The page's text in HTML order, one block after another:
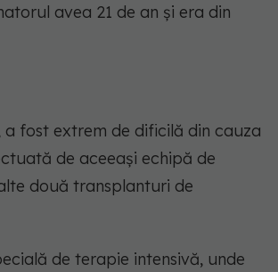
avea 21 de an şi era din
fost extrem de dificilă din cauza
de aceeaşi echipă de
două transplanturi de
de terapie intensivă, unde